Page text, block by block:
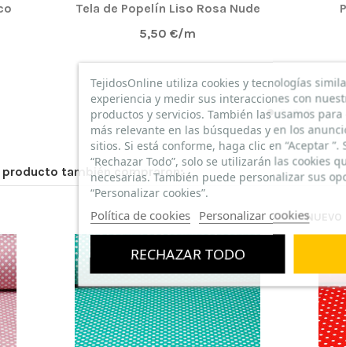
Tela de Popelín Liso Rosa Nude
5,50 €/m
también compraron:
NUEVO
TejidosOnline utiliza cookies y tecnologías
experiencia y medir sus interacciones con
productos y servicios. También las usamos
más relevante en las búsquedas y en los
sitios. Si está conforme, haga clic en “Aceptar ”.
“Rechazar Todo”, solo se utilizarán las cookies
necesarias. También puede personalizar sus
“Personalizar cookies”.
Política de cookies Personalizar cookies
RECHAZAR TODO